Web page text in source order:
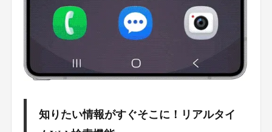
知りたい情報がすぐそこに！リアルタイ